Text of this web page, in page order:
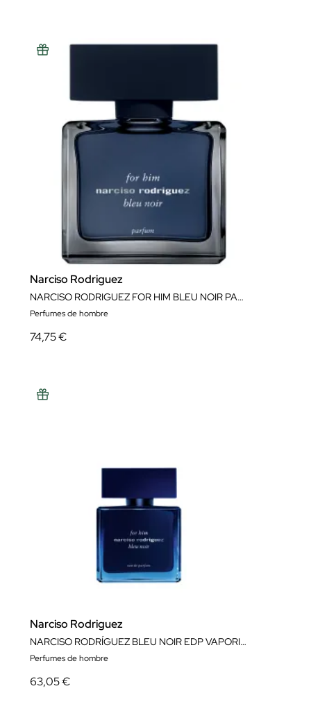
Narciso Rodriguez
NARCISO RODRIGUEZ FOR HIM BLEU NOIR PARFUM
Perfumes de hombre
74,75 €
Narciso Rodriguez
NARCISO RODRÍGUEZ BLEU NOIR EDP VAPORIZADOR
Perfumes de hombre
63,05 €